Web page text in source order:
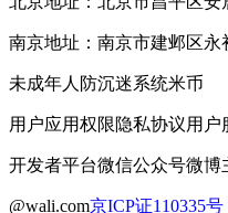
南京地址：南京市建邺区永
未成年人防沉迷系统米币
用户应用权限隐私协议用户
开发者平台微信公众号微博
@wali.com京ICP证110335号